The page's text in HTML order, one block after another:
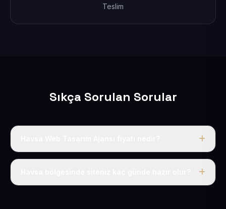
Teslim
Sıkça Sorulan Sorular
Tek fiyat uygulanır: yıllık 50 USD + KDV. Bu bedele alan